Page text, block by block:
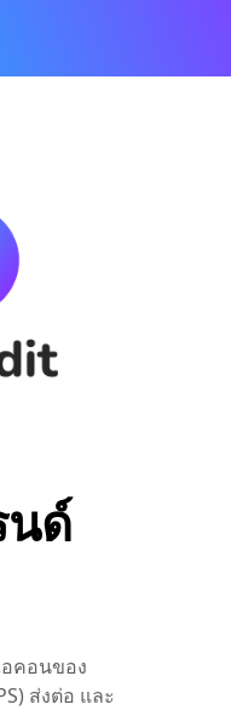
ด์
คอนของ
ส่งต่อ และ